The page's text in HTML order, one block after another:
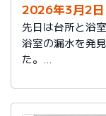
2026年3月2日
先日は台所と浴
浴室の漏水を発
た。
かったです。
これからもよろ